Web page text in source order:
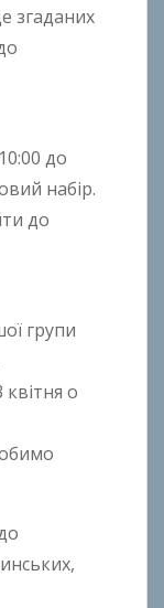
згаданих
до
набір.
до
групи
о